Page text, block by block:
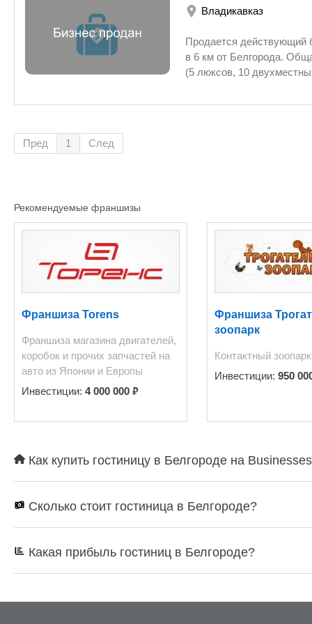
работы. Собственная скважина воды и система водоочистки. Имеются все разрешения и лицензии в т. ч и на
Владикавказ
Продается действующий
в 6 км от Белгорода. Общая площадь 1,2 га. В составе комплекса: - гостиница, площадь 600 кв.м., на 16 номеров
(5 люксов, 10 двухместных, 1 4-х
Гостиница оборудована системами
Пред 1 След
Рекомендуемые франшизы
Франшиза Torens
Франшиза магазина двигателей,
коробок и прочих запчастей на
авто из Японии и Европы
Инвестиции: 4 000 000 ₽
Франшиза
зоопарк
Контактный зоопарк
Инвестиции:950
Как купить гостиницу в Белгороде на
Сколько стоит гостиница в Белгороде?
Какая прибыль гостиниц в Белгороде?